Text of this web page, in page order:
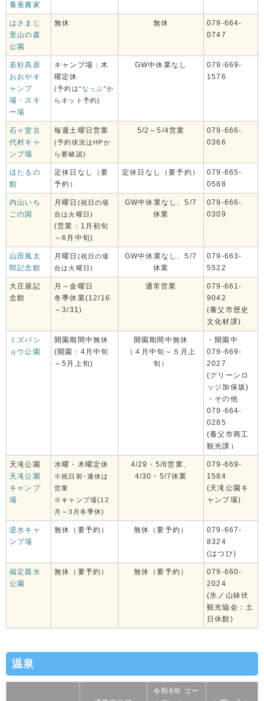
養蚕農家
はさまじ
里山の森
公園
無休 無休
079-664-
0747
若杉高原
おおやキ
ャンプ
場・スキ
ー場
キャンプ場：木
曜定休
(予約は“なっぷ”か
らネット予約)
GW中休業なし
079-669-
1576
石ヶ堂古
代村キャ
ンプ場
毎週土曜日営業
(予約状況はHPか
ら要確認)
5/2～5/4営業
079-666-
0366
ほたるの
館
定休日なし（要
予約）
定休日なし（要予約）
079-665-
0588
内山いち
ごの国
月曜日 (祝日の場
合は火曜日)
(営業：1月初旬
～6月中旬)
GW中休業なし、5/7
休業
079-666-
0309
山田風太
郎記念館
月曜日 (祝日の場
合は火曜日)
GW中休業なし、5/7
休業
079-663-
5522
大庄屋記
念館
月～金曜日
冬季休業(12/16
～3/31)
通常営業
079-661-
9042
(養父市歴史
文化材課)
ミズバシ
ョウ公園
開園期間中無休
(開園：4月中旬
～5月上旬)
開園期間中無休
（４月中旬～５月上
旬）
・開園中
079-669-
2027
(グリーンロ
ッジ加保坂)
・その他
079-664-
0285
(養父市商工
観光課）
天滝公園
天滝公園
キャンプ
場
水曜・木曜定休
※祝日前･連休は
営業
※キャンプ場(12
月～3月冬季休)
4/29・5/6営業、
4/30・5/7休業
079-669-
1584
(天滝公園キ
ャンプ場)
逆水キャ
ンプ場
無休（要予約） 無休（要予約）
079-667-
8324
(はつひ)
福定親水
公園
無休（要予約） 無休（要予約）
079-660-
2024
(氷ノ山鉢伏
観光協会：土
日休館)
温泉
令和8年 ゴー